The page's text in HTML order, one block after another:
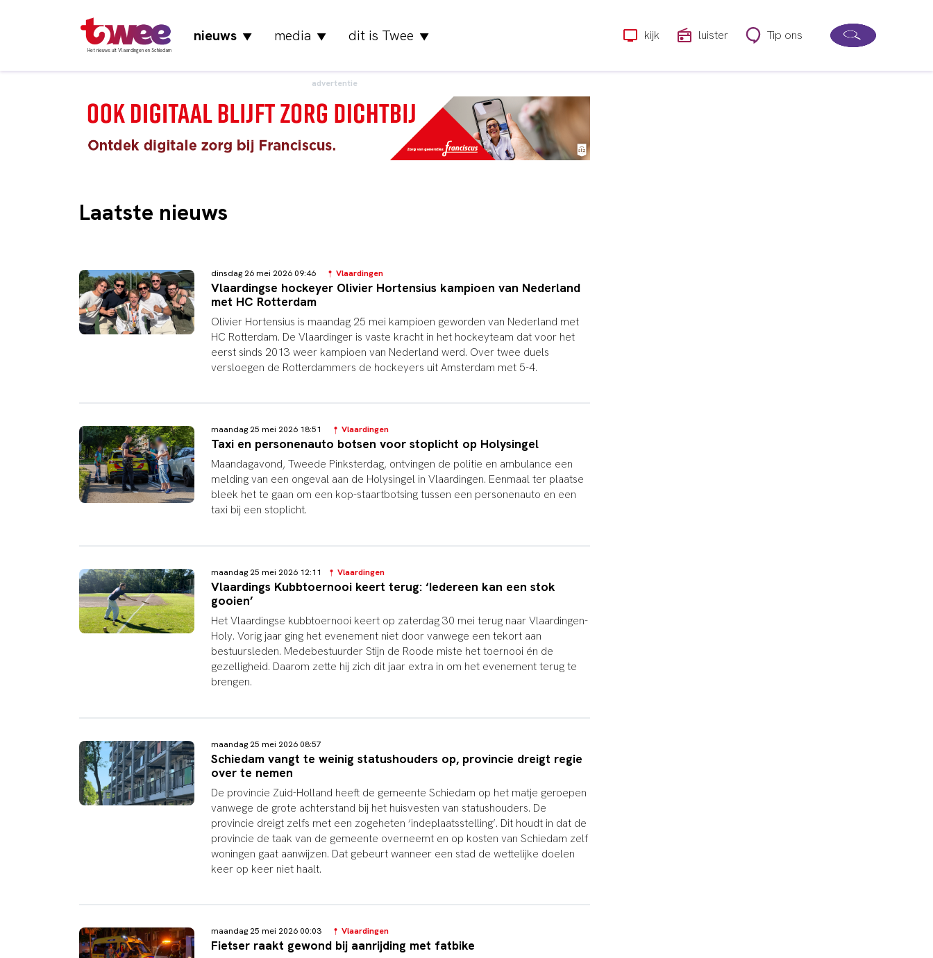
Het nieuws uit Vlaardingen en Schiedam
nieuws▼ media ▼ dit is Twee ▼ kijk luister Tip ons
advertentie
Laatste nieuws
dinsdag 26 mei 2026 09:46 Vlaardingen
Vlaardingse hockeyer Olivier Hortensius kampioen van Nederland
met HC Rotterdam
Olivier Hortensius is maandag 25 mei kampioen geworden van Nederland met
HC Rotterdam. De Vlaardinger is vaste kracht in het hockeyteam dat voor het
eerst sinds 2013 weer kampioen van Nederland werd. Over twee duels
versloegen de Rotterdammers de hockeyers uit Amsterdam met 5-4.
maandag 25 mei 2026 18:51 Vlaardingen
Taxi en personenauto botsen voor stoplicht op Holysingel
Maandagavond, Tweede Pinksterdag, ontvingen de politie en ambulance een
melding van een ongeval aan de Holysingel in Vlaardingen. Eenmaal ter plaatse
bleek het te gaan om een kop-staartbotsing tussen een personenauto en een
taxi bij een stoplicht.
maandag 25 mei 2026 12:11 Vlaardingen
Vlaardings Kubbtoernooi keert terug: ‘Iedereen kan een stok
gooien’
Het Vlaardingse kubbtoernooi keert op zaterdag 30 mei terug naar Vlaardingen-
Holy. Vorig jaar ging het evenement niet door vanwege een tekort aan
bestuursleden. Medebestuurder Stijn de Roode miste het toernooi én de
gezelligheid. Daarom zette hij zich dit jaar extra in om het evenement terug te
brengen.
maandag 25 mei 2026 08:57
Schiedam vangt te weinig statushouders op, provincie dreigt regie
over te nemen
De provincie Zuid-Holland heeft de gemeente Schiedam op het matje geroepen
vanwege de grote achterstand bij het huisvesten van statushouders. De
provincie dreigt zelfs met een zogeheten ‘indeplaatsstelling’. Dit houdt in dat de
provincie de taak van de gemeente overneemt en op kosten van Schiedam zelf
woningen gaat aanwijzen. Dat gebeurt wanneer een stad de wettelijke doelen
keer op keer niet haalt.
maandag 25 mei 2026 00:03 Vlaardingen
Fietser raakt gewond bij aanrijding met fatbike